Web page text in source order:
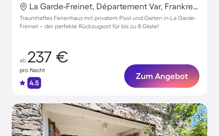
La Garde-Freinet, Département Var, Frankreich
Traumhaftes Ferienhaus mit privatem Pool und Garten in La Garde-
Freinet – der perfekte Rückzugsort für bis zu 8 Gäste!
ab 237 €
pro Nacht
4.5
Zum Angebot